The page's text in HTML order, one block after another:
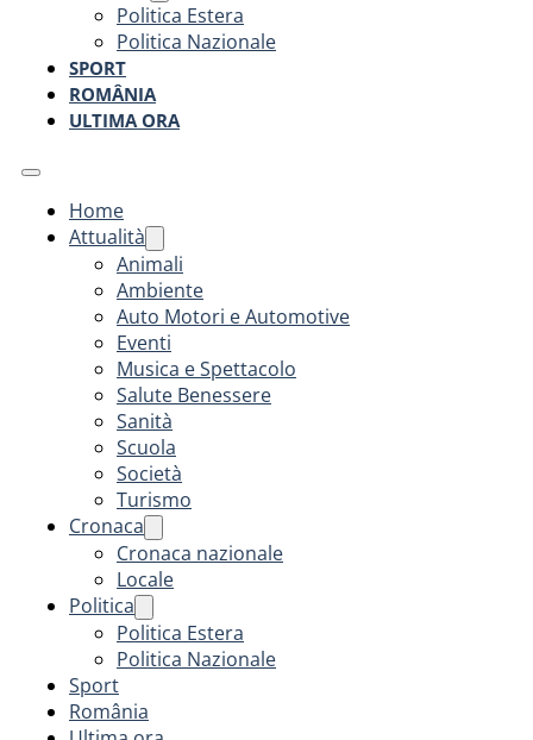
Politica Estera
Politica Nazionale
SPORT
ROMÂNIA
ULTIMA ORA
Home
Attualità
Animali
Ambiente
Auto Motori e Automotive
Eventi
Musica e Spettacolo
Salute Benessere
Sanità
Scuola
Società
Turismo
Cronaca
Cronaca nazionale
Locale
Politica
Politica Estera
Politica Nazionale
Sport
România